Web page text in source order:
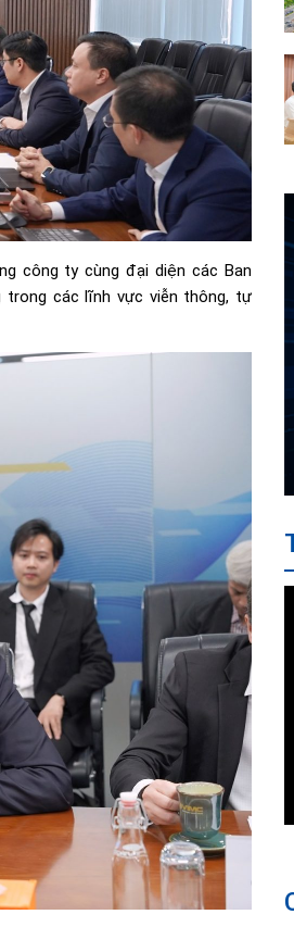
công ty cùng đại diện các Ban
trong các lĩnh vực viễn thông, tự